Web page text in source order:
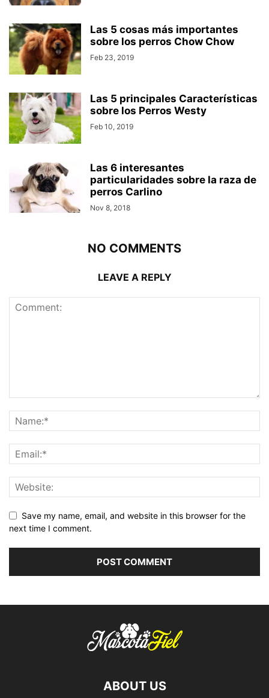
Las 5 cosas más importantes
sobre los perros Chow Chow
Feb 23, 2019
Las 5 principales Características
sobre los Perros Westy
Feb 10, 2019
Las 6 interesantes
particularidades sobre la raza de
perros Carlino
Nov 8, 2018
NO COMMENTS
LEAVE A REPLY
Save my name, email, and website in this browser for the
next time I comment.
ABOUT US